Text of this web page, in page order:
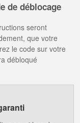
de déblocage
seront
que votre
le code sur votre
débloqué